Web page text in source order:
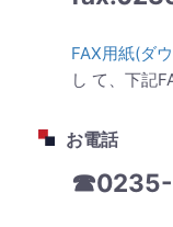
FAX用紙(ダ
し て、下記
お電話